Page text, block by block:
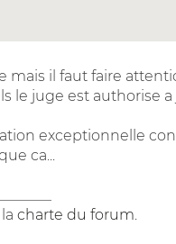
mais il faut faire
le juge est authorise
exceptionnelle
ca...
charte du forum